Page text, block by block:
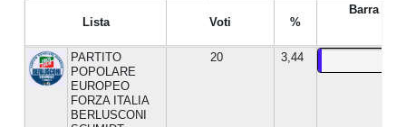
Lista Voti %
Barra %
PARTITO
POPOLARE
EUROPEO
FORZA ITALIA
BERLUSCONI
20 3,44